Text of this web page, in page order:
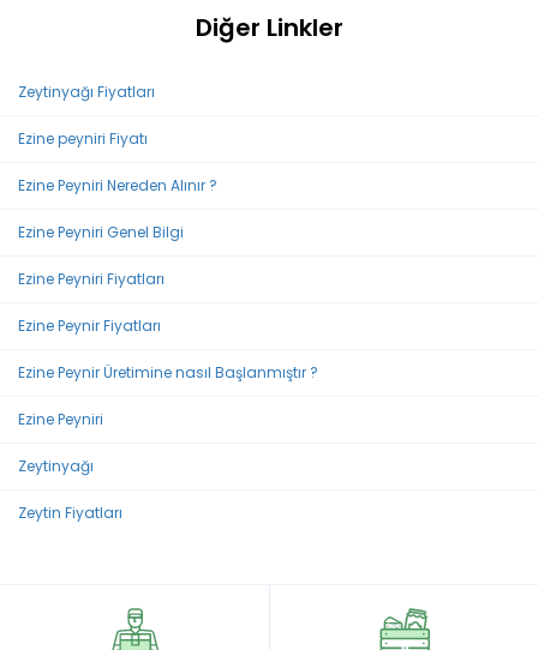
Diğer Linkler
Zeytinyağı Fiyatları
Ezine peyniri Fiyatı
Ezine Peyniri Nereden Alınır ?
Ezine Peyniri Genel Bilgi
Ezine Peyniri Fiyatları
Ezine Peynir Fiyatları
Ezine Peynir Üretimine nasıl Başlanmıştır ?
Ezine Peyniri
Zeytinyağı
Zeytin Fiyatları